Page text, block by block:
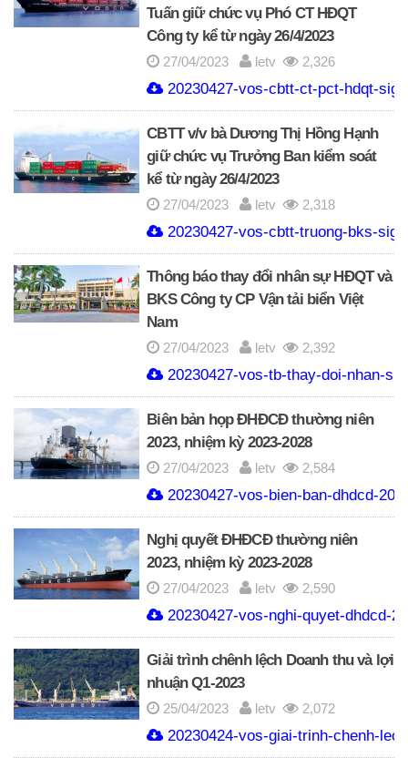
Tuấn giữ chức vụ Phó CT HĐQT
Công ty kể từ ngày 26/4/2023
27/04/2023 letv 2,326
20230427-vos-cbtt-ct-pct-hdqt-
CBTT v/v bà Dương Thị Hồng Hạnh
giữ chức vụ Trưởng Ban kiểm soát
kể từ ngày 26/4/2023
27/04/2023 letv 2,318
20230427-vos-cbtt-truong-bks-
Thông báo thay đổi nhân sự HĐQT và
BKS Công ty CP Vận tải biển Việt
Nam
27/04/2023 letv 2,392
20230427-vos-tb-thay-doi-nhan-
Biên bản họp ĐHĐCĐ thường niên
2023, nhiệm kỳ 2023-2028
27/04/2023 letv 2,584
20230427-vos-bien-ban-dhdcd-
Nghị quyết ĐHĐCĐ thường niên
2023, nhiệm kỳ 2023-2028
27/04/2023 letv 2,590
20230427-vos-nghi-quyet-dhdcd-
Giải trình chênh lệch Doanh thu và lợi
nhuận Q1-2023
25/04/2023 letv 2,072
20230424-vos-giai-trinh-chenh-